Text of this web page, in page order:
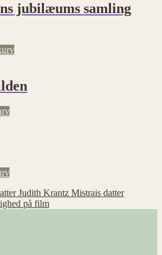
jubilæums samling
Judith Krantz Mistrais datter
på film